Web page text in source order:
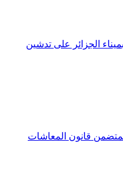
الجزائر على تدشين
قانون المعاشات